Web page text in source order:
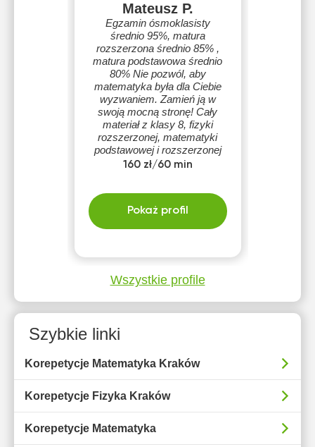
Mateusz P.
Egzamin ósmoklasisty
średnio 95%, matura
rozszerzona średnio 85% ,
matura podstawowa średnio
80% Nie pozwól, aby
matematyka była dla Ciebie
wyzwaniem. Zamień ją w
swoją mocną stronę! Cały
materiał z klasy 8, fizyki
rozszerzonej, matematyki
podstawowej i rozszerzonej
przygotowanie maturalne
160 zł/60 min
Pokaż profil
Wszystkie profile
Szybkie linki
Korepetycje Matematyka Kraków
Korepetycje Fizyka Kraków
Korepetycje Matematyka